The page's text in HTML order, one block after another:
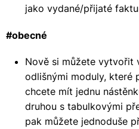
jako vydané/přijaté
#obecné
Nově si můžete vytvořit
odlišnými moduly, které
chcete mít jednu
druhou s tabulkovými
pak můžete jednoduše